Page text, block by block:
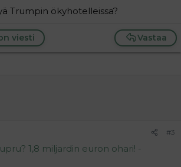
Trumpin ökyhotelleissa?
Vastaa
viesti
#3
1,8 miljardin euron ohari! -